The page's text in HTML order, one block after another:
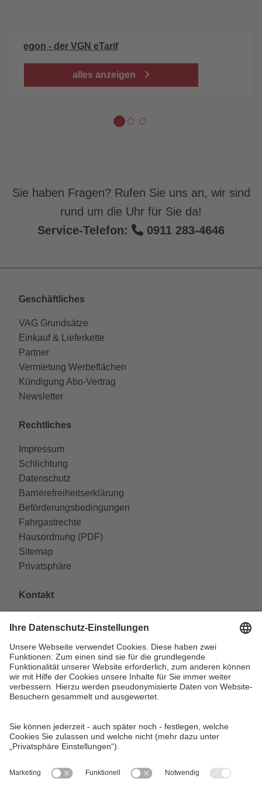
egon - der VGN eTarif
alles anzeigen
Sie haben Fragen? Rufen Sie uns an, wir sind
rund um die Uhr für Sie da!
Service-Telefon:
0911 283-4646
Geschäftliches
VAG Grundsätze
Einkauf & Lieferkette
Partner
Vermietung Werbeflächen
Kündigung Abo-Vertrag
Newsletter
Rechtliches
Impressum
Schlichtung
Datenschutz
Barrierefreiheitserklärung
Beförderungsbedingungen
Fahrgastrechte
Hausordnung (PDF)
Sitemap
Privatsphäre
Kontakt
Südliche Fürther Straße 5
90429 Nürnberg
Telefon: 0911 283-4646
Kontaktformulare
FAQ
KundenCenter